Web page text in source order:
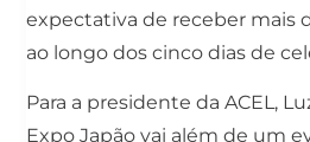
expectativa de receber mais
ao longo dos cinco dias de
Para a presidente da ACEL,
Expo Japão vai além de um